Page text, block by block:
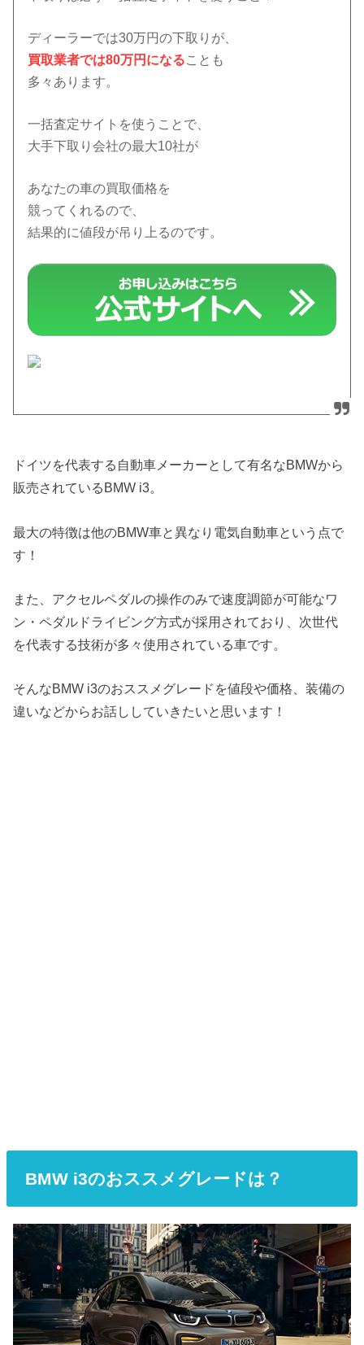
ディーラーでは30万円の下取りが、
買取業者では80万円になることも
多々あります。
一括査定サイトを使うことで、
大手下取り会社の最大10社が
あなたの車の買取価格を
競ってくれるので、
結果的に値段が吊り上るのです。
ドイツを代表する自動車メーカーとして有名なBMWから
販売されているBMW i3。
最大の特徴は他のBMW車と異なり電気自動車という点で
す！
また、アクセルペダルの操作のみで速度調節が可能なワ
ン・ペダルドライビング方式が採用されており、次世代
を代表する技術が多々使用されている車です。
そんなBMW i3のおススメグレードを値段や価格、装備の
違いなどからお話ししていきたいと思います！
BMW i3のおススメグレードは？